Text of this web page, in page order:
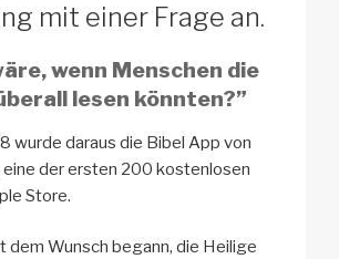
mit einer Frage an.
wenn Menschen die
lesen könnten?”
wurde daraus die Bibel App von
eine der ersten 200 kostenlosen
Store.
dem Wunsch begann, die Heilige